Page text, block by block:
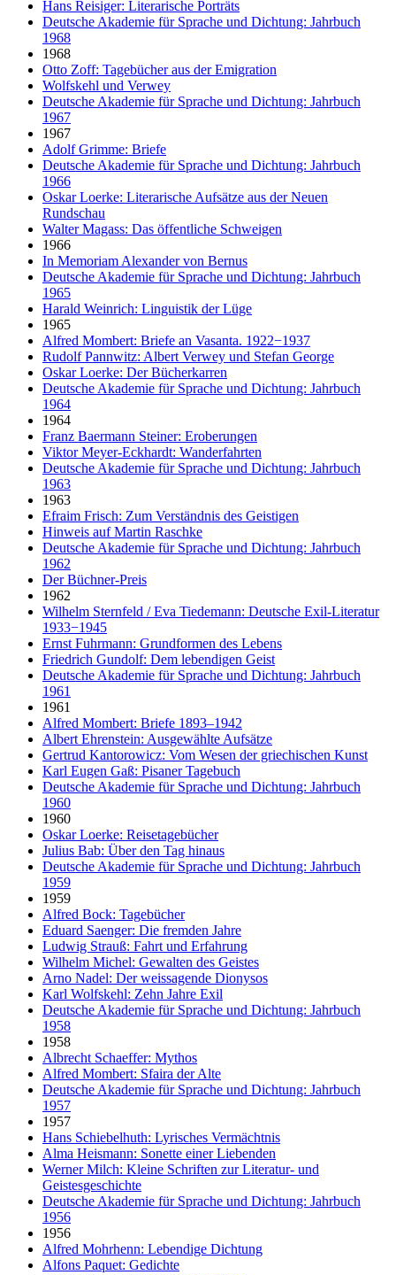
Hans Reisiger: Literarische Porträts
Deutsche Akademie für Sprache und Dichtung: Jahrbuch
1968
1968
Otto Zoff: Tagebücher aus der Emigration
Wolfskehl und Verwey
Deutsche Akademie für Sprache und Dichtung: Jahrbuch
1967
1967
Adolf Grimme: Briefe
Deutsche Akademie für Sprache und Dichtung: Jahrbuch
1966
Oskar Loerke: Literarische Aufsätze aus der Neuen
Rundschau
Walter Magass: Das öffentliche Schweigen
1966
In Memoriam Alexander von Bernus
Deutsche Akademie für Sprache und Dichtung: Jahrbuch
1965
Harald Weinrich: Linguistik der Lüge
1965
Alfred Mombert: Briefe an Vasanta. 1922−1937
Rudolf Pannwitz: Albert Verwey und Stefan George
Oskar Loerke: Der Bücherkarren
Deutsche Akademie für Sprache und Dichtung: Jahrbuch
1964
1964
Franz Baermann Steiner: Eroberungen
Viktor Meyer-Eckhardt: Wanderfahrten
Deutsche Akademie für Sprache und Dichtung: Jahrbuch
1963
1963
Efraim Frisch: Zum Verständnis des Geistigen
Hinweis auf Martin Raschke
Deutsche Akademie für Sprache und Dichtung: Jahrbuch
1962
Der Büchner-Preis
1962
Wilhelm Sternfeld / Eva Tiedemann: Deutsche Exil-Literatur
1933−1945
Ernst Fuhrmann: Grundformen des Lebens
Friedrich Gundolf: Dem lebendigen Geist
Deutsche Akademie für Sprache und Dichtung: Jahrbuch
1961
1961
Alfred Mombert: Briefe 1893–1942
Albert Ehrenstein: Ausgewählte Aufsätze
Gertrud Kantorowicz: Vom Wesen der griechischen Kunst
Karl Eugen Gaß: Pisaner Tagebuch
Deutsche Akademie für Sprache und Dichtung: Jahrbuch
1960
1960
Oskar Loerke: Reisetagebücher
Julius Bab: Über den Tag hinaus
Deutsche Akademie für Sprache und Dichtung: Jahrbuch
1959
1959
Alfred Bock: Tagebücher
Eduard Saenger: Die fremden Jahre
Ludwig Strauß: Fahrt und Erfahrung
Wilhelm Michel: Gewalten des Geistes
Arno Nadel: Der weissagende Dionysos
Karl Wolfskehl: Zehn Jahre Exil
Deutsche Akademie für Sprache und Dichtung: Jahrbuch
1958
1958
Albrecht Schaeffer: Mythos
Alfred Mombert: Sfaira der Alte
Deutsche Akademie für Sprache und Dichtung: Jahrbuch
1957
1957
Hans Schiebelhuth: Lyrisches Vermächtnis
Alma Heismann: Sonette einer Liebenden
Werner Milch: Kleine Schriften zur Literatur- und
Geistesgeschichte
Deutsche Akademie für Sprache und Dichtung: Jahrbuch
1956
1956
Alfred Mohrhenn: Lebendige Dichtung
Alfons Paquet: Gedichte